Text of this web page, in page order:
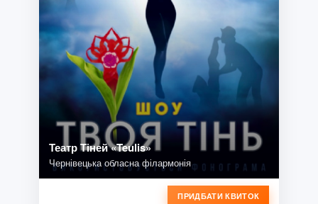
Театр Тіней «Teulis»
Чернівецька обласна філармонія
ПРИДБАТИ КВИТОК